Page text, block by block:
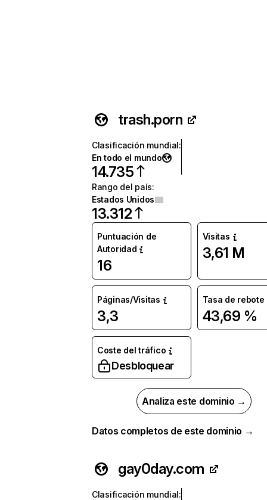
trash.porn
Clasificación mundial:
En todo el mundo
14.735
Rango del país:
Estados Unidos
13.312
Puntuación de
Autoridad
16
Visitas
3,61 M
Páginas/Visitas
3,3
Tasa de rebote
43,69 %
Coste del tráfico
Desbloquear
Analiza este dominio →
Datos completos de este dominio →
gay0day.com
Clasificación mundial: